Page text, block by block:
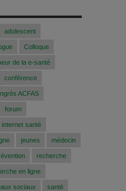
adolescent
Colloque
de la e-santé
conférence
ACFAS
forum
internet santé
jeunes médecin
recherche
en ligne
sociaux santé